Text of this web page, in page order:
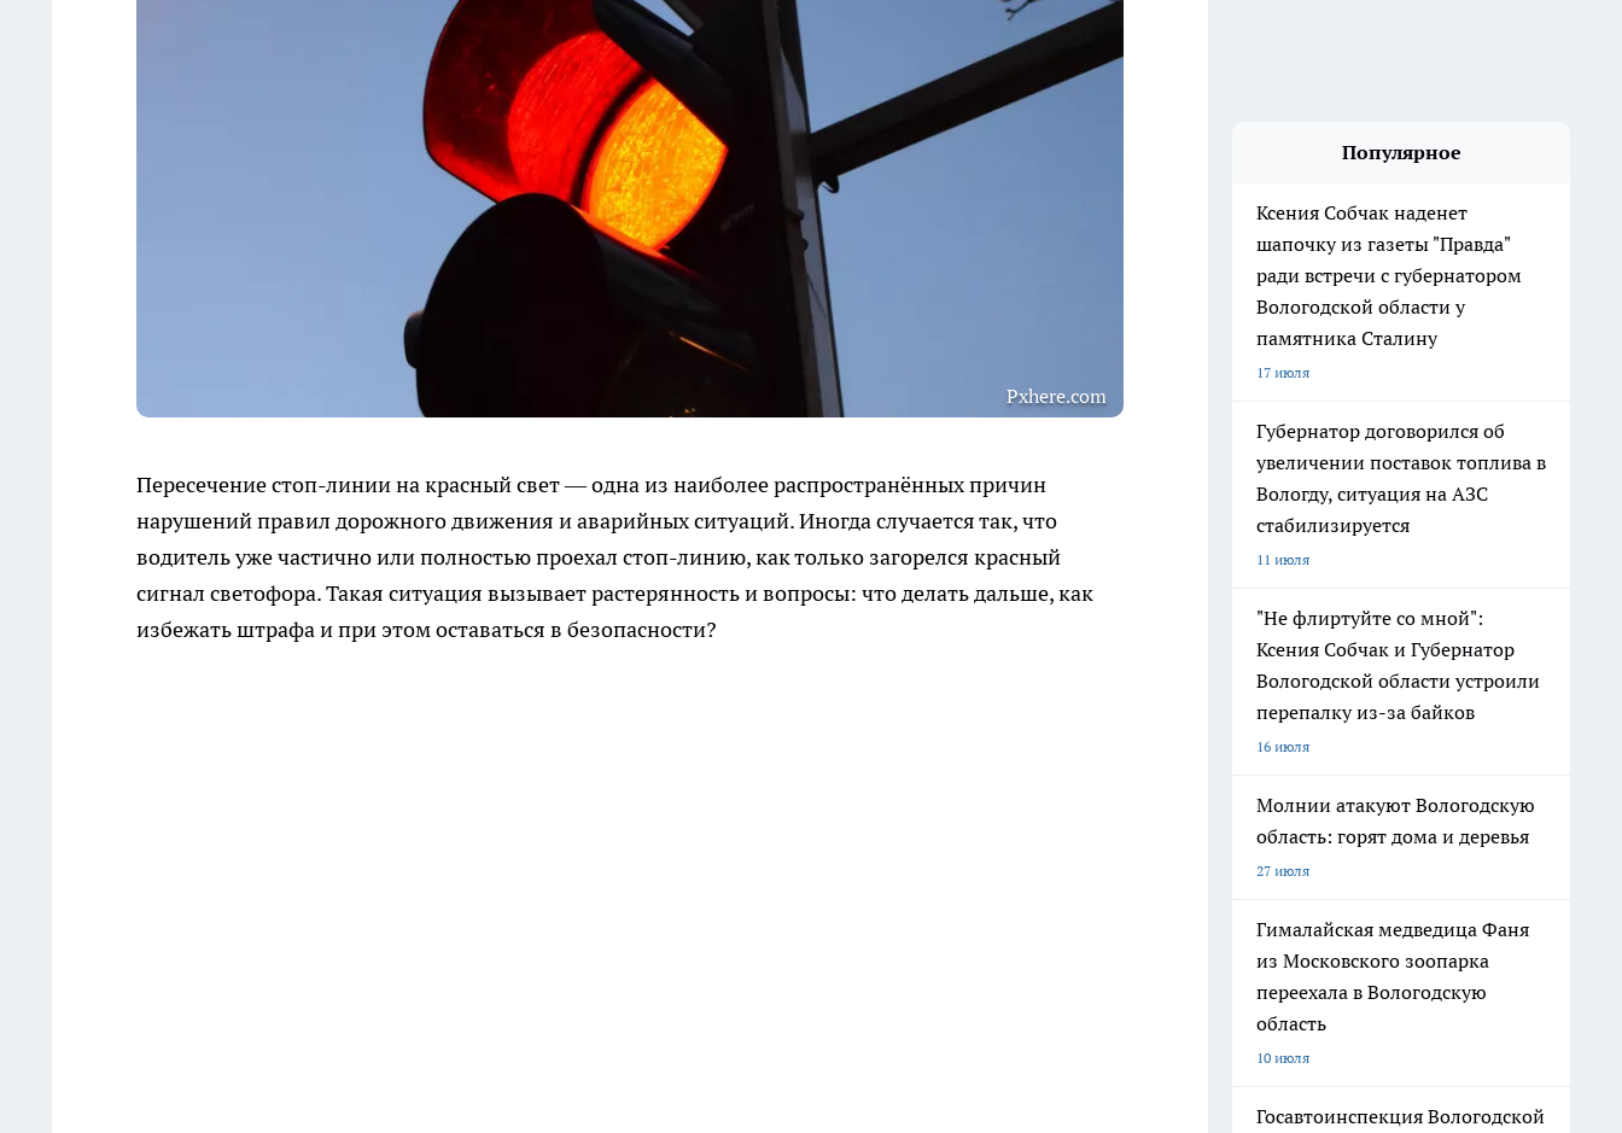
Pxhere.com
Пересечение стоп-линии на красный свет — одна из наиболее распространённых причин
нарушений правил дорожного движения и аварийных ситуаций. Иногда случается так, что
водитель уже частично или полностью проехал стоп-линию, как только загорелся красный
сигнал светофора. Такая ситуация вызывает растерянность и вопросы: что делать дальше, как
избежать штрафа и при этом оставаться в безопасности?
Популярное
Ксения Собчак наденет
шапочку из газеты "Правда"
ради встречи с губернатором
Вологодской области у
памятника Сталину
17 июля
Губернатор договорился об
увеличении поставок топлива в
Вологду, ситуация на АЗС
стабилизируется
11 июля
"Не флиртуйте со мной":
Ксения Собчак и Губернатор
Вологодской области устроили
перепалку из-за байков
16 июля
Молнии атакуют Вологодскую
область: горят дома и деревья
27 июля
Гималайская медведица Фаня
из Московского зоопарка
переехала в Вологодскую
область
10 июля
Госавтоинспекция Вологодской